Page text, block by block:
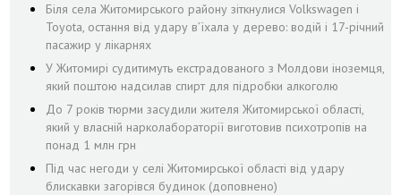
Біля села Житомирського району зіткнулися Volkswagen і
Toyota, остання від удару вʼїхала у дерево: водій і 17-річний
пасажир у лікарнях
У Житомирі судитимуть екстрадованого з Молдови іноземця,
який поштою надсилав спирт для підробки алкоголю
До 7 років тюрми засудили жителя Житомирської області,
який у власній нарколабораторії виготовив психотропів на
понад 1 млн грн
Під час негоди у селі Житомирської області від удару
блискавки загорівся будинок (доповнено)